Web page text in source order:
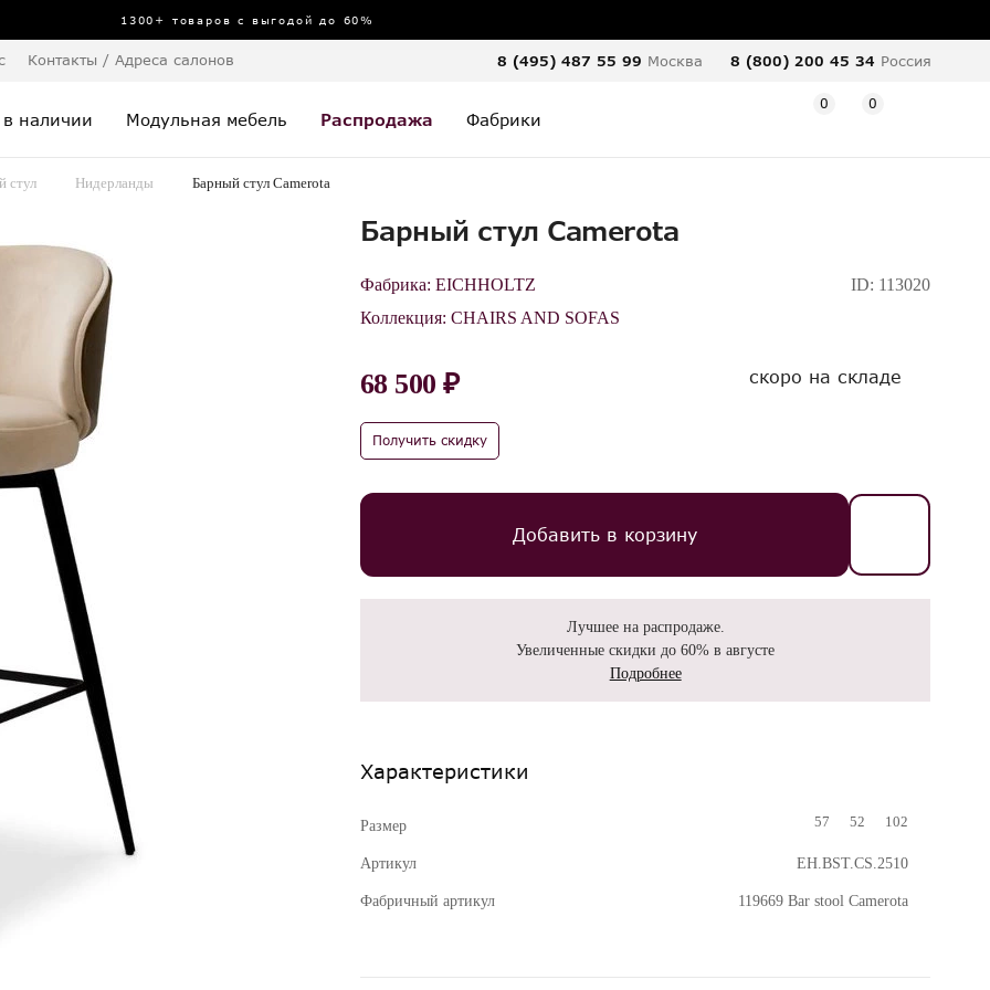
1300+ товаров с выгодой до 60%
Контакты / Адреса салонов 8 (495) 487 55 99 Москва 8 (800) 200 45 34 Россия
наличии Модульная мебель Распродажа Фабрики
0 0
стул Нидерланды Барный стул Camerota
Барный стул Camerota
Фабрика: EICHHOLTZ
Коллекция: CHAIRS AND SOFAS
ID: 113020
68 500 ₽
Получить скидку
скоро на складе
Добавить в корзину
Лучшее на распродаже.
Увеличенные скидки до 60% в августе
Подробнее
Характеристики
Размер 57 52 102
Артикул EH.BST.CS.2510
Фабричный артикул 119669 Bar stool Camerota